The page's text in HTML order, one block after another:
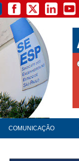
COMUNICAÇÃO